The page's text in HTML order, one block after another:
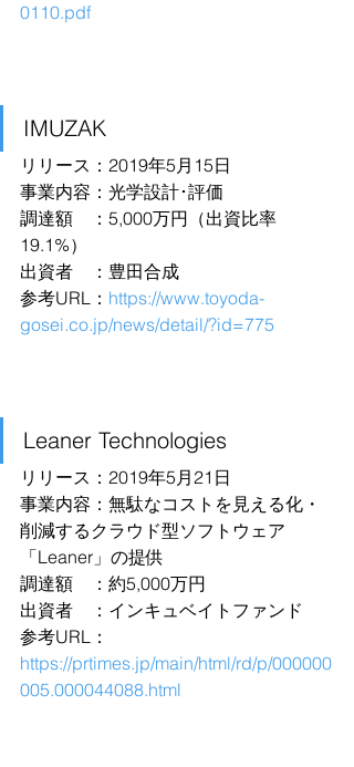
0110.pdf
IMUZAK
リリース：2019年5月15日
事業内容：光学設計･評価
調達額　：5,000万円（出資比率
19.1%）
出資者　：豊田合成
参考URL： https://www.toyoda-
gosei.co.jp/news/detail/?id=775
Leaner Technologies
リリース：2019年5月21日
事業内容：無駄なコストを見える化・
削減するクラウド型ソフトウェア
「Leaner」の提供
調達額　：約5,000万円
出資者　：インキュベイトファンド
参考URL：
https://prtimes.jp/main/html/rd/p/000000
005.000044088.html